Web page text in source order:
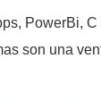
PowerBi, C
son una